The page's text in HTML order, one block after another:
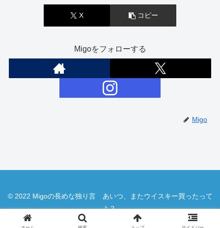
X コピー
Migoをフォローする
Migo
© 2022 Migoの長めな独り言 あいつ、またウイスキー買ったって
よ？.